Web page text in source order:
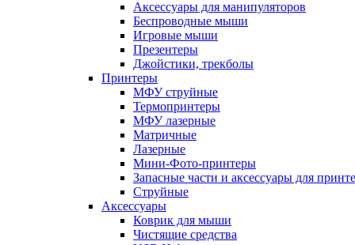
Аксессуары для манипуляторов
Беспроводные мыши
Игровые мыши
Презентеры
Джойстики, трекболы
Принтеры
МФУ струйные
Термопринтеры
МФУ лазерные
Матричные
Лазерные
Мини-Фото-принтеры
Запасные части и аксессуары для
Струйные
Аксессуары
Коврик для мыши
Чистящие средства